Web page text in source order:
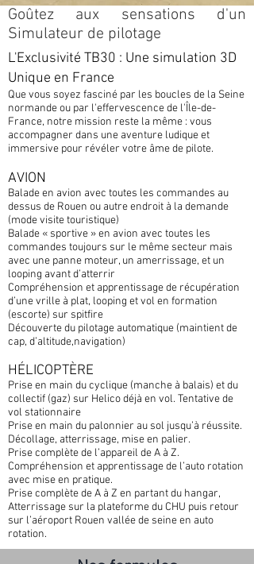
L'Exclusivité TB30 : Une simulation 3D
Unique en France
Que vous soyez fasciné par les boucles de la Seine
normande ou par l'effervescence de l'Île-de-
France, notre mission reste la même : vous
accompagner dans une aventure ludique et
immersive pour révéler votre âme de pilote.
AVION
Balade en avion avec toutes les commandes au
dessus de Rouen ou autre endroit à la demande
(mode visite touristique)
Balade « sportive » en avion avec toutes les
commandes toujours sur le même secteur mais
avec une panne moteur, un amerrissage, et un
looping avant d’atterrir
Compréhension et apprentissage de récupération
d’une vrille à plat, looping et vol en formation
(escorte) sur spitfire
Découverte du pilotage automatique (maintient de
cap, d’altitude,navigation)
HÉLICOPTÈRE
Prise en main du cyclique (manche à balais) et du
collectif (gaz) sur Helico déjà en vol. Tentative de
vol stationnaire
Prise en main du palonnier au sol jusqu’à réussite.
Décollage, atterrissage, mise en palier.
Prise complète de l’appareil de A à Z.
Compréhension et apprentissage de l’auto rotation
avec mise en pratique.
Prise complète de A à Z en partant du hangar,
Atterrissage sur la plateforme du CHU puis retour
sur l’aéroport Rouen vallée de seine en auto
rotation.
Goûtez aux sensations d'un
Simulateur de pilotage